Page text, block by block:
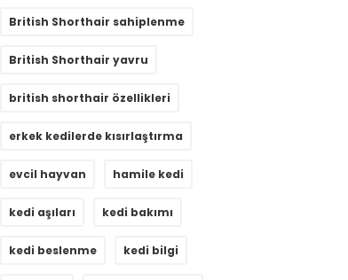
British Shorthair sahiplenme
British Shorthair yavru
british shorthair özellikleri
erkek kedilerde kısırlaştırma
evcil hayvan hamile kedi
kedi aşıları kedi bakımı
kedi beslenme kedi bilgi